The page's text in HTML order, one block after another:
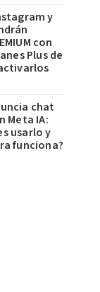
y
con
Plus de
chat
Meta IA:
usarlo y
funciona?